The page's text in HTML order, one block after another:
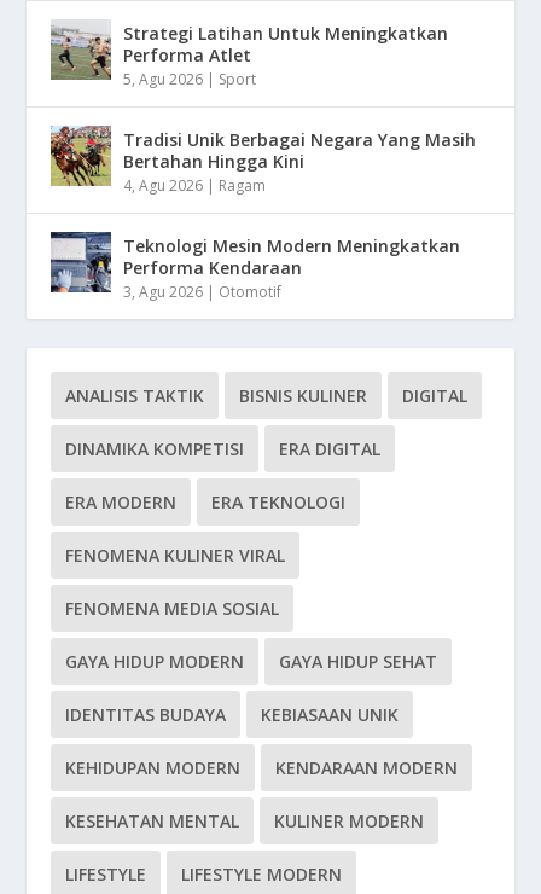
Strategi Latihan Untuk Meningkatkan
Performa Atlet
5, Agu 2026 | Sport
Tradisi Unik Berbagai Negara Yang Masih
Bertahan Hingga Kini
4, Agu 2026 | Ragam
Teknologi Mesin Modern Meningkatkan
Performa Kendaraan
3, Agu 2026 | Otomotif
ANALISIS TAKTIK BISNIS KULINER DIGITAL
DINAMIKA KOMPETISI ERA DIGITAL
ERA MODERN ERA TEKNOLOGI
FENOMENA KULINER VIRAL
FENOMENA MEDIA SOSIAL
GAYA HIDUP MODERN GAYA HIDUP SEHAT
IDENTITAS BUDAYA KEBIASAAN UNIK
KEHIDUPAN MODERN KENDARAAN MODERN
KESEHATAN MENTAL KULINER MODERN
LIFESTYLE LIFESTYLE MODERN